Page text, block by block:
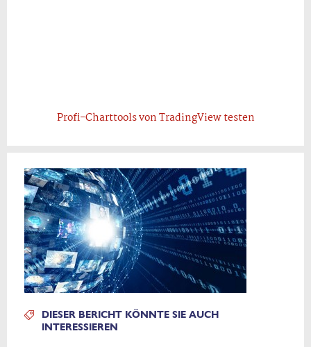
Profi-Charttools von TradingView testen
DIESER BERICHT KÖNNTE SIE AUCH
INTERESSIEREN